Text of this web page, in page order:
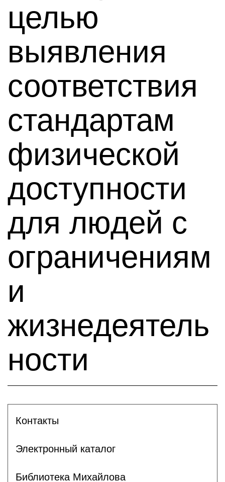
целью
выявления
соответствия
стандартам
физической
доступности
для людей с
ограничениям
и
жизнедеятель
ности
Контакты
Электронный каталог
Библиотека Михайлова